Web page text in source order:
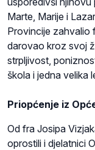
Marte, Marije i
Provincije zahvalio
darovao kroz svoj
strpljivost,
škola i jedna velika
Priopćenje iz
Od fra Josipa
oprostili i djelatnici